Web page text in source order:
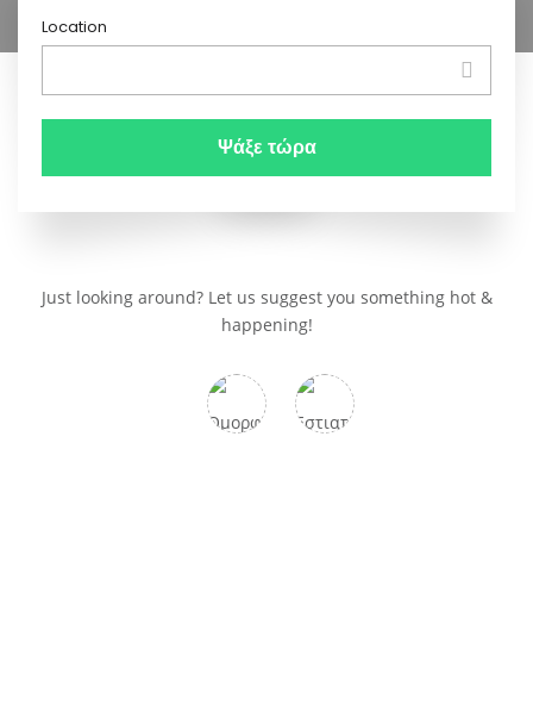
Location
Just looking around? Let us suggest you something hot &
happening!